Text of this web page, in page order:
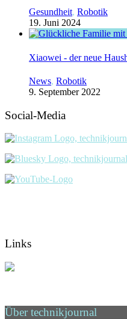
Gesundheit, Robotik
19. Juni 2024
Xiaowei - der neue
News, Robotik
9. September 2022
Social-Media
Links
Über technikjournal